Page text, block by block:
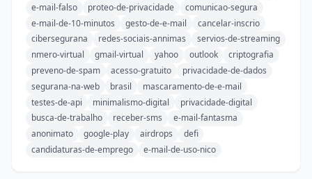
e-mail-falso
proteo-de-privacidade
comunicao-segura
e-mail-de-10-minutos
gesto-de-e-mail
cancelar-inscrio
cibersegurana
redes-sociais-annimas
servios-de-streaming
nmero-virtual
gmail-virtual yahoo outlook
criptografia
preveno-de-spam
acesso-gratuito
privacidade-de-dados
segurana-na-web
brasil
mascaramento-de-e-mail
testes-de-api
minimalismo-digital
privacidade-digital
busca-de-trabalho
receber-sms
e-mail-fantasma
anonimato
google-play airdrops
defi
candidaturas-de-emprego
e-mail-de-uso-nico